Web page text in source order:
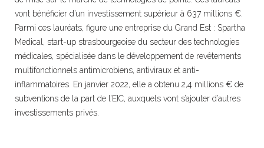
vont bénéficier d’un investissement supérieur à 637 millions €.
Parmi ces lauréats, figure une entreprise du Grand Est : Spartha
Medical, start-up strasbourgeoise du secteur des technologies
médicales, spécialisée dans le développement de revêtements
multifonctionnels antimicrobiens, antiviraux et anti-
inflammatoires. En janvier 2022, elle a obtenu 2,4 millions € de
subventions de la part de l’EIC, auxquels vont s’ajouter d’autres
investissements privés.